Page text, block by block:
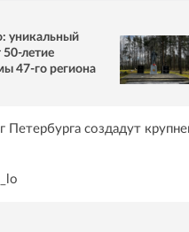
уникальный
50-летие
47-го региона
Петербурга создадут